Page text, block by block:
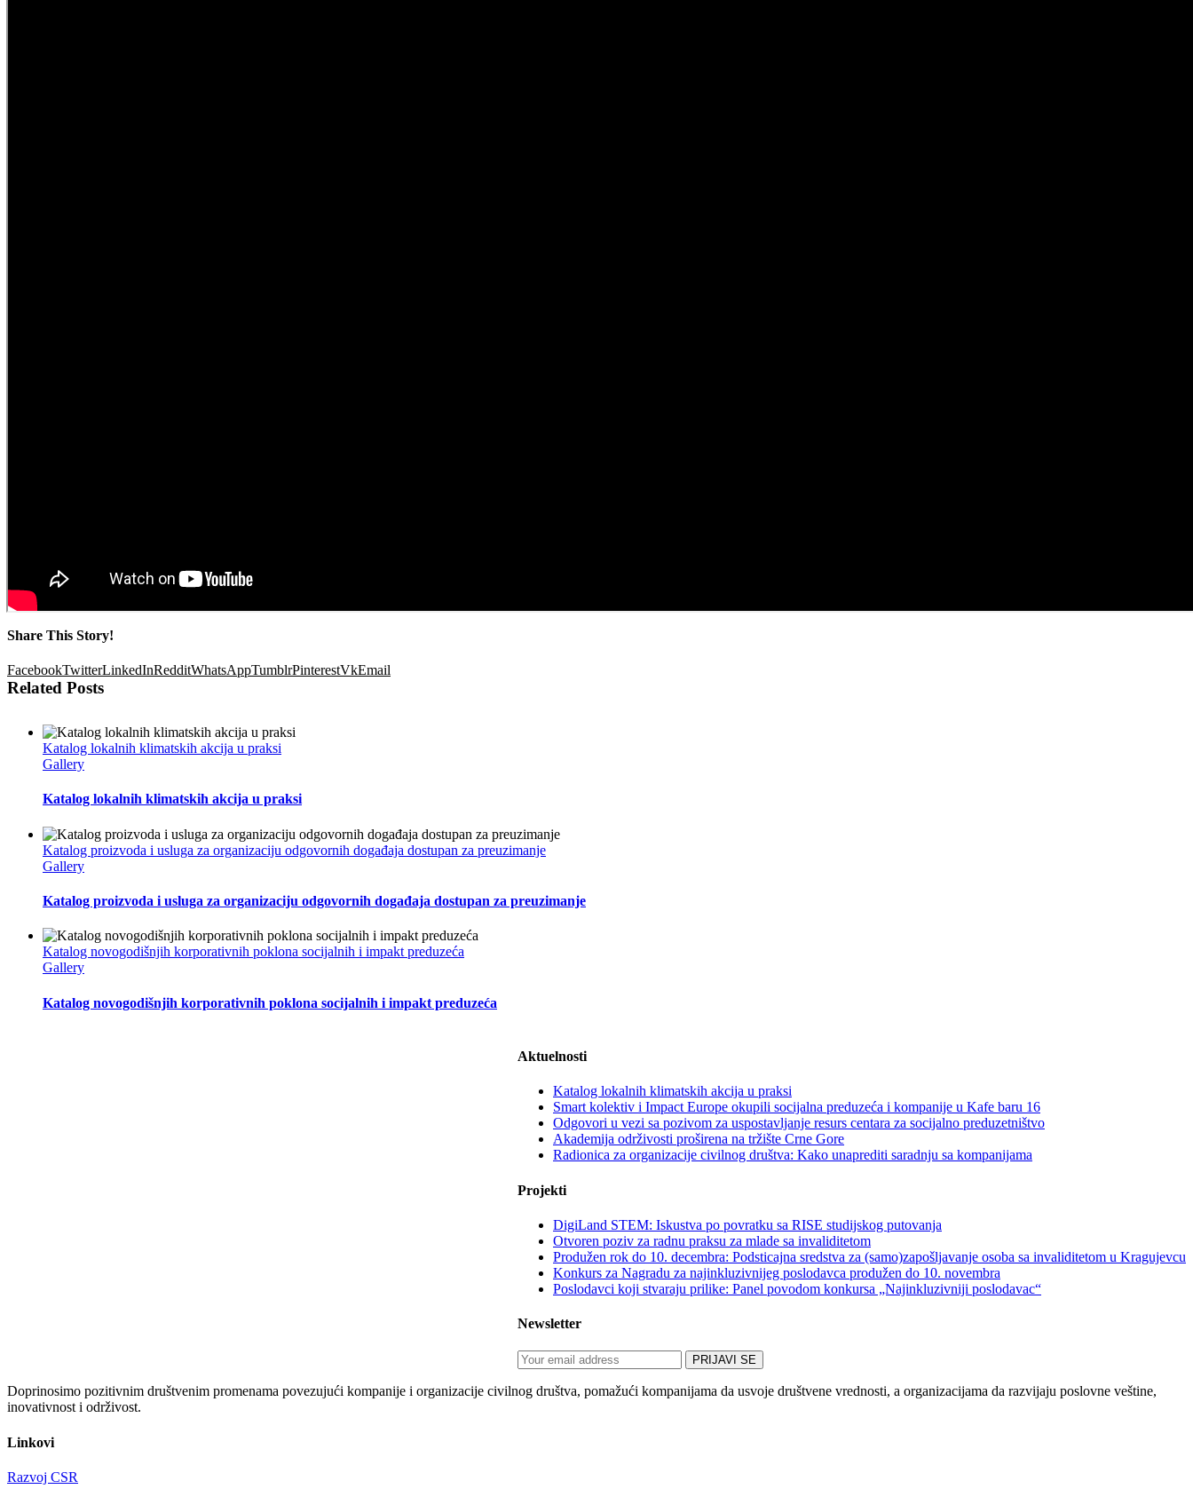
Share This Story!
FacebookTwitterLinkedInRedditWhatsAppTumblrPinterestVkEmail
Related Posts
Katalog lokalnih klimatskih akcija u praksi
Gallery
Katalog lokalnih klimatskih akcija u praksi
Katalog proizvoda i usluga za organizaciju odgovornih događaja dostupan za preuzimanje
Gallery
Katalog proizvoda i usluga za organizaciju odgovornih događaja dostupan za preuzimanje
Katalog novogodišnjih korporativnih poklona socijalnih i impakt preduzeća
Gallery
Katalog novogodišnjih korporativnih poklona socijalnih i impakt preduzeća
Aktuelnosti
Katalog lokalnih klimatskih akcija u praksi
Smart kolektiv i Impact Europe okupili socijalna preduzeća i kompanije u Kafe baru 16
Odgovori u vezi sa pozivom za uspostavljanje resurs centara za socijalno preduzetništvo
Akademija održivosti proširena na tržište Crne Gore
Radionica za organizacije civilnog društva: Kako unaprediti saradnju sa kompanijama
Projekti
DigiLand STEM: Iskustva po povratku sa RISE studijskog putovanja
Otvoren poziv za radnu praksu za mlade sa invaliditetom
Produžen rok do 10. decembra: Podsticajna sredstva za (samo)zapošljavanje osoba sa invaliditetom u Kragujevcu
Konkurs za Nagradu za najinkluzivnijeg poslodavca produžen do 10. novembra
Poslodavci koji stvaraju prilike: Panel povodom konkursa „Najinkluzivniji poslodavac“
Newsletter
Doprinosimo pozitivnim društvenim promenama povezujući kompanije i organizacije civilnog društva, pomažući kompanijama da usvoje društvene vrednosti, a organizacijama da razvijaju poslovne veštine,
inovativnost i održivost.
Linkovi
Razvoj CSR